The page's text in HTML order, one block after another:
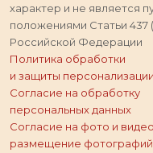
характер и не является
положениями Статьи 437
Российской Федерации
Политика обработки
и защиты
Согласие на обработку
персональных данных
Согласие на фото и
размещение фотографий